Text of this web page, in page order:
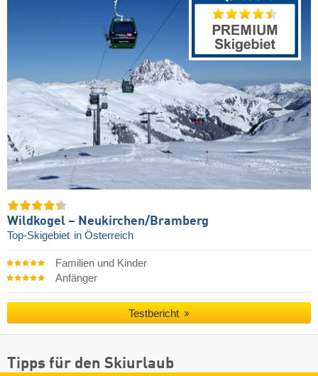
Wildkogel – Neukirchen/​Bramberg
Top-Skigebiet in Österreich
Familien und Kinder
Anfänger
Testbericht
Tipps für den Skiurlaub